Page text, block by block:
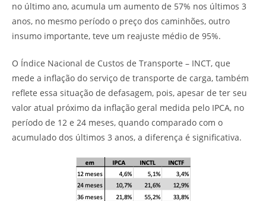
no último ano, acumula um aumento de 57% nos últimos 3
anos, no mesmo período o preço dos caminhões, outro
insumo importante, teve um reajuste médio de 95%.
O Índice Nacional de Custos de Transporte – INCT, que
mede a inflação do serviço de transporte de carga, também
reflete essa situação de defasagem, pois, apesar de ter seu
valor atual próximo da inflação geral medida pelo IPCA, no
período de 12 e 24 meses, quando comparado com o
acumulado dos últimos 3 anos, a diferença é significativa.